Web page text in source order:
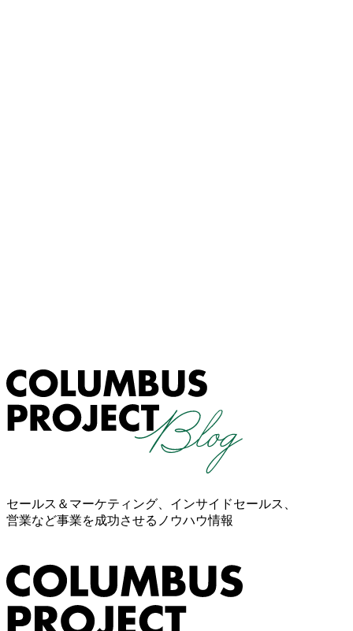
セールス＆マーケティング、インサイドセールス、
営業など事業を成功させるノウハウ情報